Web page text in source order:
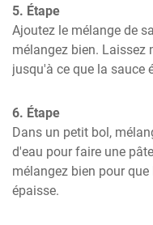
5. Étape
Ajoutez le mélange de
mélangez bien. Laissez
jusqu'à ce que la sauce
6. Étape
Dans un petit bol,
d'eau pour faire une
mélangez bien pour
épaisse.